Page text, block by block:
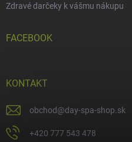
Zdravé darčeky k vášmu nákupu
FACEBOOK
KONTAKT
obchod@day-spa-shop.sk
+420 777 543 478